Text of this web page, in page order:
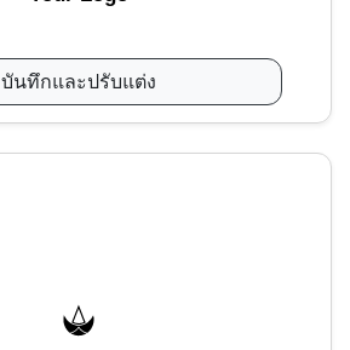
บันทึกและปรับแต่ง